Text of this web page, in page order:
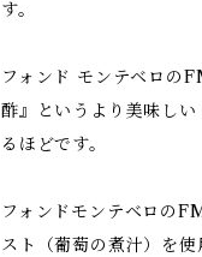
す。
フォンド モンテベロの
酢』というより美味し
るほどです。
フォンドモンテベロの
スト（葡萄の煮汁）を